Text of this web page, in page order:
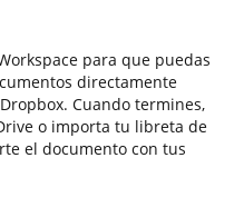
para que puedas
directamente
Cuando termines,
o importa tu libreta de
el documento con tus